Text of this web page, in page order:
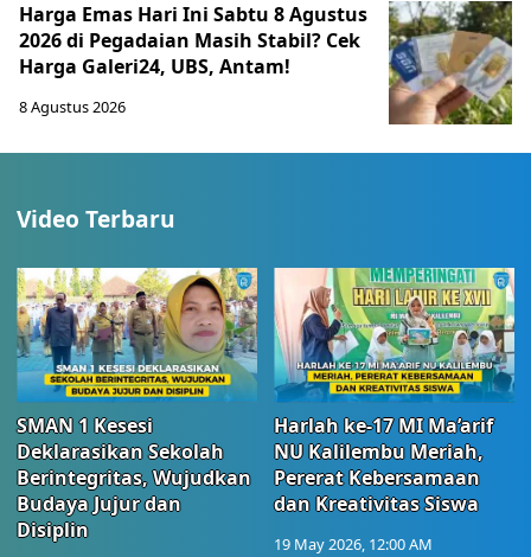
Harga Emas Hari Ini Sabtu 8 Agustus
2026 di Pegadaian Masih Stabil? Cek
Harga Galeri24, UBS, Antam!
8 Agustus 2026
Video Terbaru
SMAN 1 Kesesi
Deklarasikan Sekolah
Berintegritas, Wujudkan
Budaya Jujur dan
Disiplin
Harlah ke-17 MI Ma’arif
NU Kalilembu Meriah,
Pererat Kebersamaan
dan Kreativitas Siswa
19 May 2026, 12:00 AM